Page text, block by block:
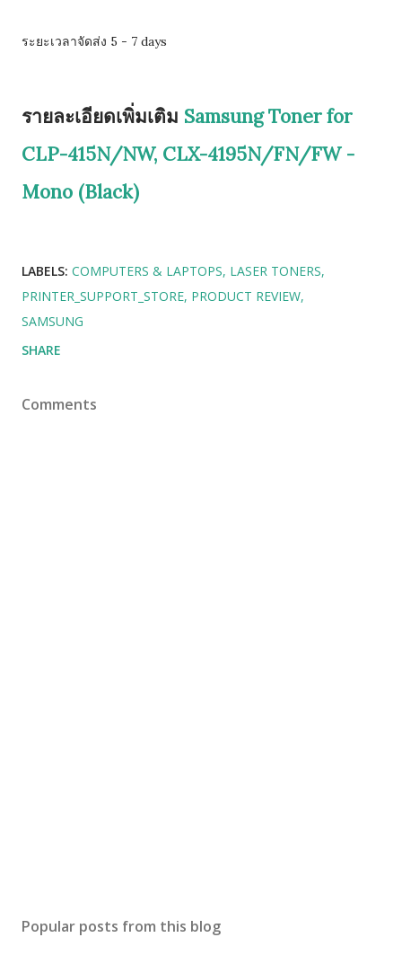
ระยะเวลาจัดส่ง 5 - 7 days
รายละเอียดเพิ่มเติม Samsung Toner for
CLP-415N/NW, CLX-4195N/FN/FW -
Mono (Black)
LABELS: COMPUTERS & LAPTOPS LASER TONERS
PRINTER_SUPPORT_STORE PRODUCT REVIEW
SAMSUNG
SHARE
Comments
Popular posts from this blog